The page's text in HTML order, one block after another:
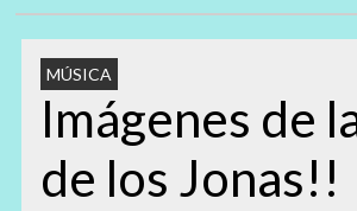
MÚSICA
Imágenes de
de los Jonas!!